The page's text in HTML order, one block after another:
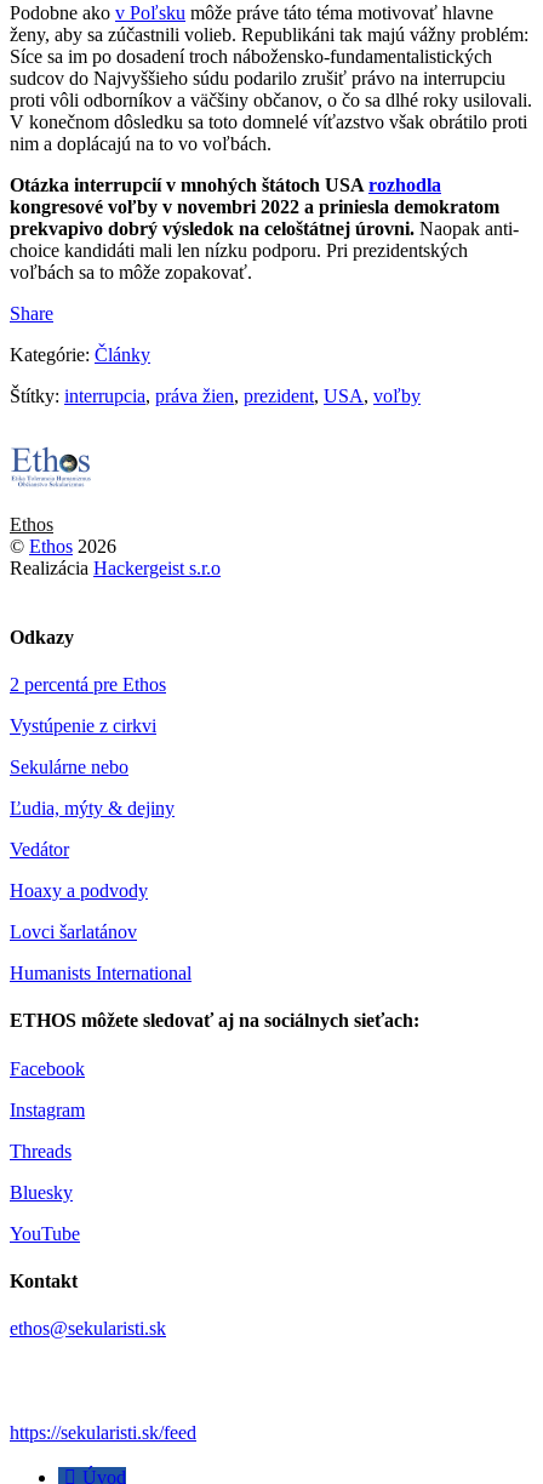
Podobne ako v Poľsku môže práve táto téma motivovať hlavne
ženy, aby sa zúčastnili volieb. Republikáni tak majú vážny problém:
Síce sa im po dosadení troch nábožensko-fundamentalistických
sudcov do Najvyššieho súdu podarilo zrušiť právo na interrupciu
proti vôli odborníkov a väčšiny občanov, o čo sa dlhé roky usilovali.
V konečnom dôsledku sa toto domnelé víťazstvo však obrátilo proti
nim a doplácajú na to vo voľbách.
Otázka interrupcií v mnohých štátoch USA rozhodla
kongresové voľby v novembri 2022 a priniesla demokratom
prekvapivo dobrý výsledok na celoštátnej úrovni. Naopak anti-
choice kandidáti mali len nízku podporu. Pri prezidentských
voľbách sa to môže zopakovať.
Share
Kategórie: Články
Štítky: interrupcia, práva žien, prezident, USA, voľby
Ethos
© Ethos 2026
Realizácia Hackergeist s.r.o
Odkazy
2 percentá pre Ethos
Vystúpenie z cirkvi
Sekulárne nebo
Ľudia, mýty & dejiny
Vedátor
Hoaxy a podvody
Lovci šarlatánov
Humanists International
ETHOS môžete sledovať aj na sociálnych sieťach:
Facebook
Instagram
Threads
Bluesky
YouTube
Kontakt
ethos@sekularisti.sk
https://sekularisti.sk/feed
Úvod